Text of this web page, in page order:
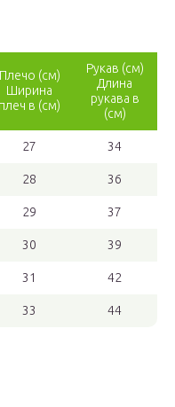
Плечо (см)
Ширина
плеч в (см)
Рукав (см)
Длина
рукава в
(см)
27 34
28 36
29 37
30 39
31 42
33 44